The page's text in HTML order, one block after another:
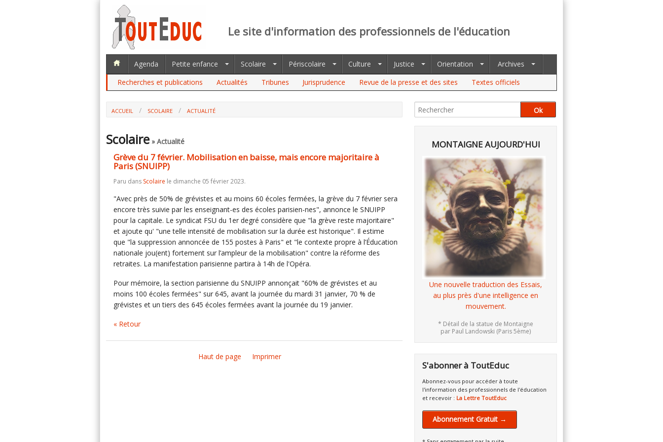
Le site d'information des professionnels de l'éducation
Agenda Petite enfance Scolaire Périscolaire Culture Justice Orientation
Archives
Recherches et publications
Actualités Tribunes Jurisprudence Revue de la presse et des sites Textes officiels
ACCUEIL SCOLAIRE
ACTUALITÉ
Scolaire» Actualité
Grève du 7 février. Mobilisation en baisse, mais encore majoritaire à
Paris (SNUIPP)
Paru dans Scolaire le dimanche 05 février 2023.
"Avec près de 50% de grévistes et au moins 60 écoles fermées, la grève du 7 février sera
encore très suivie par les enseignant-es des écoles parisien-nes", annonce le SNUIPP
pour la capitale. Le syndicat FSU du 1er degré considère que "la grève reste majoritaire"
et ajoute qu' "une telle intensité de mobilisation sur la durée est historique". Il estime
que "la suppression annoncée de 155 postes à Paris" et "le contexte propre à l’Éducation
nationale jou(ent) fortement sur l’ampleur de la mobilisation" contre la réforme des
retraites. La manifestation parisienne partira à 14h de l'Opéra.
Pour mémoire, la section parisienne du SNUIPP annonçait "60% de grévistes et au
moins 100 écoles fermées" sur 645, avant la journée du mardi 31 janvier, 70 % de
grévistes et un tiers des 645 écoles fermées avant la journée du 19 janvier.
« Retour
Haut de page Imprimer
MONTAIGNE AUJOURD'HUI
Une nouvelle traduction des Essais,
au plus près d'une intelligence en
mouvement.
* Détail de la statue de Montaigne
par Paul Landowski (Paris 5ème)
S'abonner à ToutEduc
Abonnez-vous pour accéder à toute
l'information des professionnels de l'éducation
et recevoir : La Lettre ToutEduc
Abonnement Gratuit →